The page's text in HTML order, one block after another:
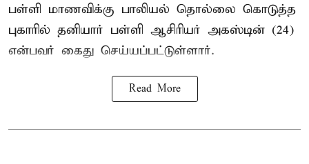
பள்ளி மாணவிக்கு பாலியல் தொல்லை கொடுத்த
புகாரில் தனியார் பள்ளி ஆசிரியர் அகஸ்டின் (24)
என்பவர் கைது செய்யப்பட்டுள்ளார்.
Read More